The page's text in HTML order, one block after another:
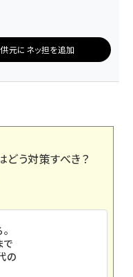
元にネッ担を追加
う対策すべき？
で
の